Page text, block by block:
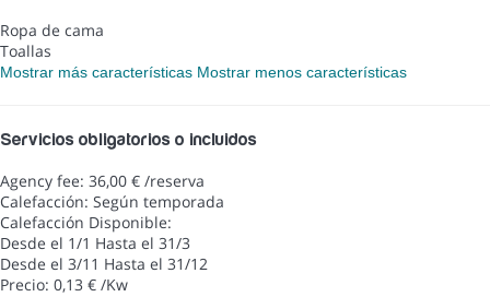
Ropa de cama
Toallas
Mostrar más características Mostrar menos características
Servicios obligatorios o incluidos
Agency fee: 36,00 € /reserva
Calefacción: Según temporada
Calefacción Disponible:
Desde el 1/1 Hasta el 31/3
Desde el 3/11 Hasta el 31/12
Precio: 0,13 € /Kw